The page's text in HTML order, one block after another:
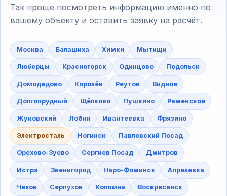
Так проще посмотреть информацию именно по
вашему объекту и оставить заявку на расчёт.
Москва Балашиха Химки Мытищи
Люберцы Красногорск Одинцово Подольск
Домодедово Королёв Реутов Видное
Долгопрудный Щёлково Пушкино Раменское
Жуковский Лобня Ивантеевка Фрязино
Электросталь Ногинск Павловский Посад
Орехово-Зуево Сергиев Посад Дмитров
Истра Звенигород Наро-Фоминск Апрелевка
Чехов Серпухов Коломна Воскресенск